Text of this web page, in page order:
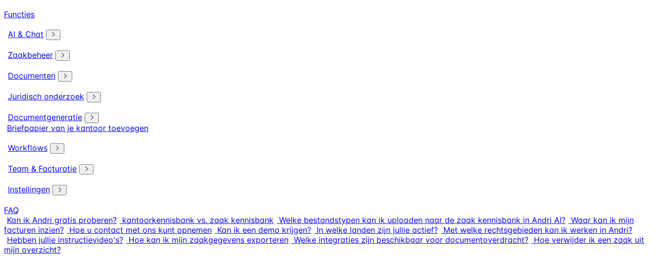
Functies
AI & Chat
Zaakbeheer
Documenten
Juridisch onderzoek
Documentgeneratie
Briefpapier van je kantoor toevoegen
Workflows
Team & Facturatie
Instellingen
FAQ
Kan ik Andri gratis proberen? kantoorkennisbank vs. zaak kennisbank Welke bestandstypen kan ik uploaden naar de zaak kennisbank in Andri AI? Waar kan ik mijn
facturen inzien? Hoe u contact met ons kunt opnemen Kan ik een demo krijgen? In welke landen zijn jullie actief? Met welke rechtsgebieden kan ik werken in Andri?
Hebben jullie instructievideo's? Hoe kan ik mijn zaakgegevens exporteren Welke integraties zijn beschikbaar voor documentoverdracht? Hoe verwijder ik een zaak uit
mijn overzicht?